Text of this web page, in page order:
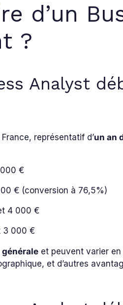
d’un
?
Analyst
représentatif d’un an
€
€ (conversion à 76,5%)
4 000 €
3 000 €
et peuvent varier
et d’autres